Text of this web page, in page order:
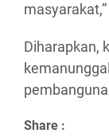
Diharapkan,
Share :